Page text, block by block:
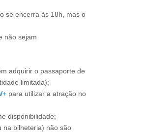
se encerra às 18h, mas o
não sejam
adquirir o passaporte de
limitada);
para utilizar a atração no
disponibilidade;
na bilheteria) não são